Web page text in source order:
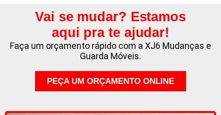
Vai se mudar? Estamos
aqui pra te ajudar!
Faça um orçamento rápido com a XJ6 Mudanças e
Guarda Móveis.
PEÇA UM ORÇAMENTO ONLINE